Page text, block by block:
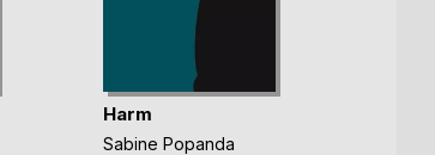
Harm
Sabine Popanda